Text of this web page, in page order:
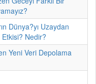
Dünya?yı Uzaydan
Etkisi? Nedir?
Yeni Veri Depolama